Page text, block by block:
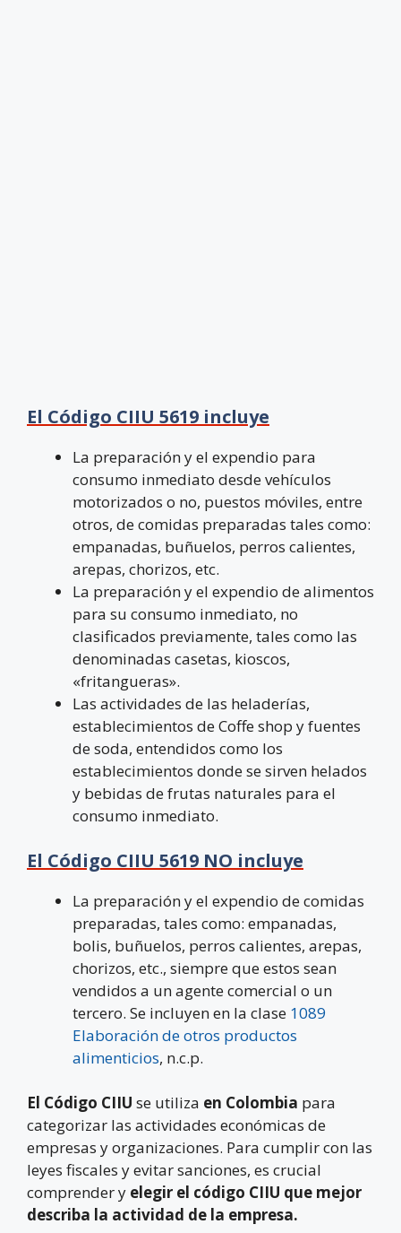
El Código CIIU 5619 incluye
La preparación y el expendio para
consumo inmediato desde vehículos
motorizados o no, puestos móviles, entre
otros, de comidas preparadas tales como:
empanadas, buñuelos, perros calientes,
arepas, chorizos, etc.
La preparación y el expendio de alimentos
para su consumo inmediato, no
clasificados previamente, tales como las
denominadas casetas, kioscos,
«fritangueras».
Las actividades de las heladerías,
establecimientos de Coffe shop y fuentes
de soda, entendidos como los
establecimientos donde se sirven helados
y bebidas de frutas naturales para el
consumo inmediato.
El Código CIIU 5619 NO incluye
La preparación y el expendio de comidas
preparadas, tales como: empanadas,
bolis, buñuelos, perros calientes, arepas,
chorizos, etc., siempre que estos sean
vendidos a un agente comercial o un
tercero. Se incluyen en la clase 1089
Elaboración de otros productos
alimenticios, n.c.p.
El Código CIIU se utiliza en Colombia para
categorizar las actividades económicas de
empresas y organizaciones. Para cumplir con las
leyes fiscales y evitar sanciones, es crucial
comprender y elegir el código CIIU que mejor
describa la actividad de la empresa.